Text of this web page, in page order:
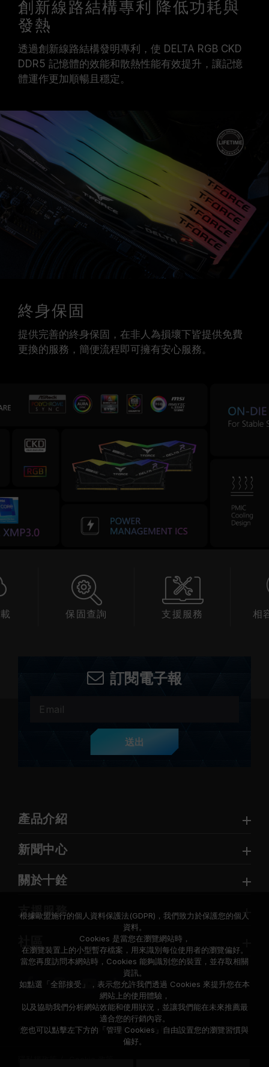
創新線路結構專利 降低功耗與
發熱
透過創新線路結構發明專利，使 DELTA RGB CKD
DDR5 記憶體的效能和散熱性能有效提升，讓記憶
體運作更加順暢且穩定。
終身保固
提供完善的終身保固，在非人為損壞下皆提供免費
更換的服務，簡便流程即可擁有安心服務。
保固查詢 支援服務 相
訂閱電子報
送出
產品介紹
新聞中心
關於十銓
支援服務
© 2026 Team Group Inc. All Rights Reserved.
根據歐盟施行的個人資料保護法(GDPR)，我們致力於保護您的個人
資料。
Cookies 是當您在瀏覽網站時，
在瀏覽裝置上的小型暫存檔案，用來識別每位使用者的瀏覽偏好。
當您再度訪問本網站時，Cookies 能夠識別您的裝置，並存取相關
資訊。
如點選「全部接受」，表示您允許我們透過 Cookies 來提升您在本
網站上的使用體驗，
以及協助我們分析網站效能和使用狀況，並讓我們能在未來推薦最
適合您的行銷內容。
您也可以點擊左下方的「管理 Cookies」自由設置您的瀏覽習慣與
偏好。